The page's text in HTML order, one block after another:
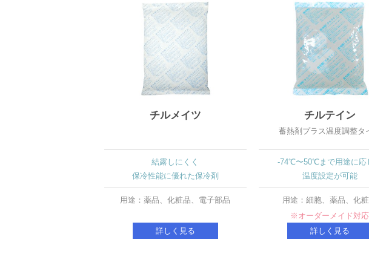
チルメイツ
結露しにくく
保冷性能に優れた保冷剤
用途：薬品、化粧品、電子部品
詳しく見る
チルテイン
蓄熱剤プラス温度調整タ
-74℃〜50℃まで用途に応
温度設定が可能
用途：細胞、薬品、化
※オーダーメイド対応
詳しく見る